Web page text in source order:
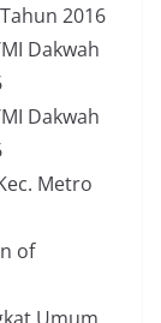
Tahun 2016
Dakwah
Dakwah
Metro
of